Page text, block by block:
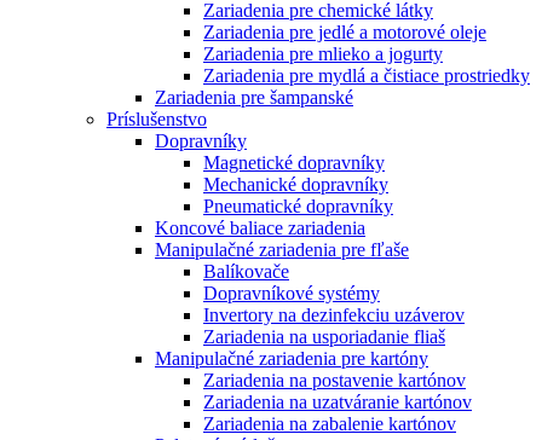
Zariadenia pre chemické látky
Zariadenia pre jedlé a motorové oleje
Zariadenia pre mlieko a jogurty
Zariadenia pre mydlá a čistiace prostriedky
Zariadenia pre šampanské
Príslušenstvo
Dopravníky
Magnetické dopravníky
Mechanické dopravníky
Pneumatické dopravníky
Koncové baliace zariadenia
Manipulačné zariadenia pre fľaše
Balíkovače
Dopravníkové systémy
Invertory na dezinfekciu uzáverov
Zariadenia na usporiadanie fliaš
Manipulačné zariadenia pre kartóny
Zariadenia na postavenie kartónov
Zariadenia na uzatváranie kartónov
Zariadenia na zabalenie kartónov